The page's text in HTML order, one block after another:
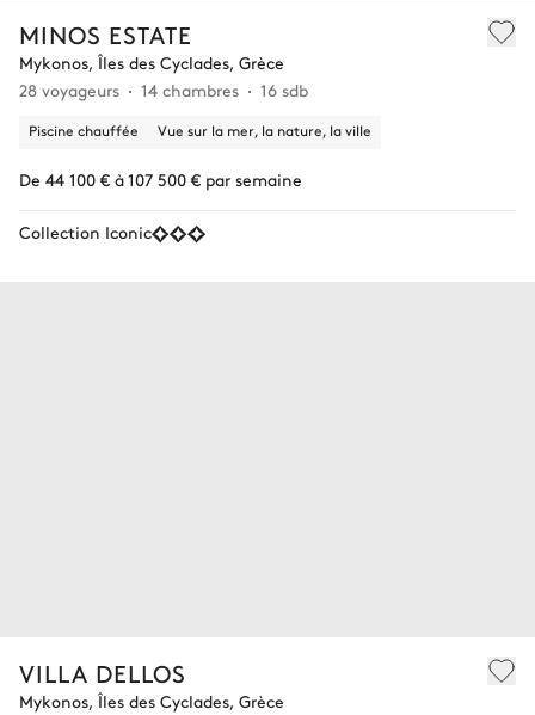
MINOS ESTATE
Mykonos, Îles des Cyclades, Grèce
28 voyageurs
14 chambres 16 sdb
Piscine chauffée Vue sur la mer, la nature, la ville
De 44 100 € à 107 500 € par semaine
Collection Iconic
VILLA DELLOS
Mykonos, Îles des Cyclades, Grèce